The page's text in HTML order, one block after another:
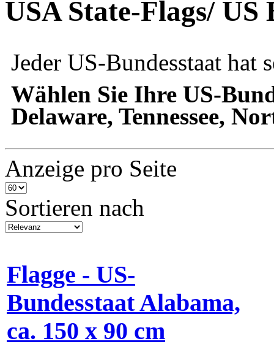
USA State-Flags/ US
Jeder US-Bundesstaat hat
Wählen Sie Ihre US-
Delaware, Tennessee,
Anzeige pro Seite
Sortieren nach
Flagge - US-
Bundesstaat Alabama,
ca. 150 x 90 cm